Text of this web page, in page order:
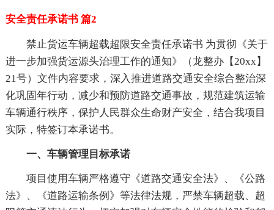
安全责任承诺书 篇2
禁止货运车辆超载超限安全责任承诺书 为贯彻《关于
进一步加强货运源头治理工作的通知》（龙整办【20xx】
21号）文件内容要求，深入推进道路交通安全综合整治深
化巩固年行动，减少和预防道路交通事故，规范建筑运输
车辆通行秩序，保护人民群众生命财产安全，结合我项目
实际，特签订本承诺书。
一、车辆管理目标承诺
项目使用车辆严格遵守《道路交通安全法》、《公路
法》、《道路运输条例》等法律法规，严禁车辆超载、超